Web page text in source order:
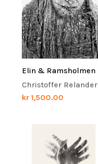
Elin & Ramsholmen
Christoffer Relander
kr1,500.00